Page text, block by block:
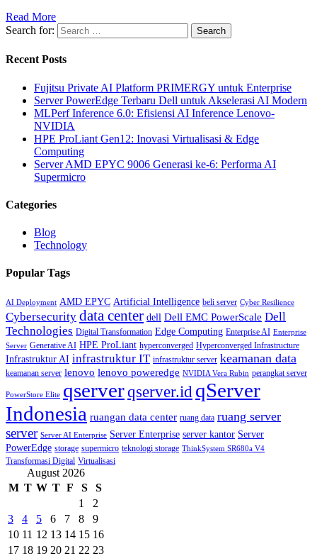
Read More
Search for:
Recent Posts
Fujitsu Private AI Platform PRIMERGY untuk Enterprise
Server PowerEdge Terbaru Dell untuk Akselerasi AI Modern
MLPerf Inference 6.0: Efisiensi AI Inference Lenovo-
NVIDIA
HPE ProLiant Gen12: Inovasi Virtualisasi & Edge
Computing
Server AMD EPYC 9006 Generasi ke-6: Performa AI
Supermicro
Categories
Blog
Technology
Popular Tags
AI Deployment AMD EPYC Artificial Intelligence beli server Cyber Resilience
Cybersecurity data center dell Dell EMC PowerScale Dell
Technologies Digital Transformation Edge Computing Enterprise AI Enterprise
Server Generative AI HPE ProLiant hyperconverged Hyperconverged Infrastructure
Infrastruktur AI infrastruktur IT infrastruktur server keamanan data
keamanan server lenovo lenovo poweredge NVIDIA Vera Rubin perangkat server
PowerStore Elite qserverqserver.id qServer
Indonesia ruangan data center ruang data ruang server
server Server AI Enterprise Server Enterprise server kantor Server
PowerEdge storage supermicro teknologi storage ThinkSystem SR680a V4
Transformasi Digital Virtualisasi
August 2026
M T W T F S
S
1
2
3
4 5 6 7 8
9
10 11 12 13 14 15 16
17 18 19 20 21 22 23